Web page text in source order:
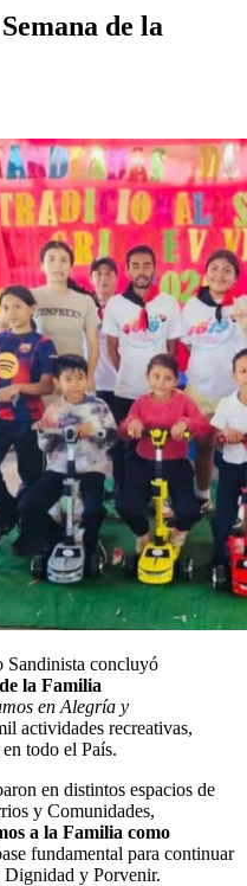
de la
Sandinista concluyó
la Familia
en Alegría y
actividades recreativas,
todo el País.
en distintos espacios de
y Comunidades,
a la Familia como
fundamental para continuar
Dignidad y Porvenir.